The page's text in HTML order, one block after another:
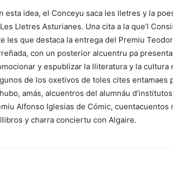
esta idea, el Conceyu saca les lletres y la
Lletres Asturianes. Una cita a la que’l
les que destaca la entrega del Premiu
con un posterior alcuentru pa
y espublizar la lliteratura y la cultura
de los oxetivos de toles cites entamaes
amás, alcuentros del alumnáu
Alfonso Iglesias de Cómic, cuentacuentos
y charra conciertu con Algaire.